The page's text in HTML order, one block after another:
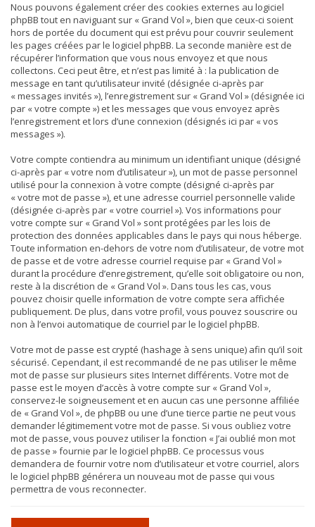
Nous pouvons également créer des cookies externes au logiciel
phpBB tout en naviguant sur « Grand Vol », bien que ceux-ci soient
hors de portée du document qui est prévu pour couvrir seulement
les pages créées par le logiciel phpBB. La seconde manière est de
récupérer l’information que vous nous envoyez et que nous
collectons. Ceci peut être, et n’est pas limité à : la publication de
message en tant qu’utilisateur invité (désignée ci-après par
« messages invités »), l’enregistrement sur « Grand Vol » (désignée ici
par « votre compte ») et les messages que vous envoyez après
l’enregistrement et lors d’une connexion (désignés ici par « vos
messages »).
Votre compte contiendra au minimum un identifiant unique (désigné
ci-après par « votre nom d’utilisateur »), un mot de passe personnel
utilisé pour la connexion à votre compte (désigné ci-après par
« votre mot de passe »), et une adresse courriel personnelle valide
(désignée ci-après par « votre courriel »). Vos informations pour
votre compte sur « Grand Vol » sont protégées par les lois de
protection des données applicables dans le pays qui nous héberge.
Toute information en-dehors de votre nom d’utilisateur, de votre mot
de passe et de votre adresse courriel requise par « Grand Vol »
durant la procédure d’enregistrement, qu’elle soit obligatoire ou non,
reste à la discrétion de « Grand Vol ». Dans tous les cas, vous
pouvez choisir quelle information de votre compte sera affichée
publiquement. De plus, dans votre profil, vous pouvez souscrire ou
non à l’envoi automatique de courriel par le logiciel phpBB.
Votre mot de passe est crypté (hashage à sens unique) afin qu’il soit
sécurisé. Cependant, il est recommandé de ne pas utiliser le même
mot de passe sur plusieurs sites Internet différents. Votre mot de
passe est le moyen d’accès à votre compte sur « Grand Vol »,
conservez-le soigneusement et en aucun cas une personne affiliée
de « Grand Vol », de phpBB ou une d’une tierce partie ne peut vous
demander légitimement votre mot de passe. Si vous oubliez votre
mot de passe, vous pouvez utiliser la fonction « J’ai oublié mon mot
de passe » fournie par le logiciel phpBB. Ce processus vous
demandera de fournir votre nom d’utilisateur et votre courriel, alors
le logiciel phpBB générera un nouveau mot de passe qui vous
permettra de vous reconnecter.